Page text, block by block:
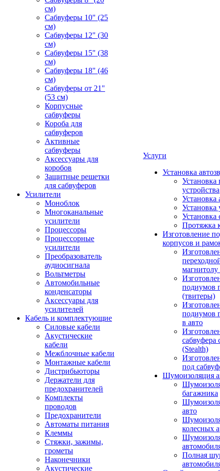
см)
Сабвуферы 10" (25
см)
Сабвуферы 12" (30
см)
Сабвуферы 15" (38
см)
Сабвуферы 18" (46
см)
Сабвуферы от 21"
(53 см)
Корпусные
сабвуферы
Короба для
сабвуферов
Активные
сабвуферы
Аксессуары для
коробов
Защитные решетки
для сабвуферов
Усилители
Моноблок
Многоканальные
усилители
Процессоры
Процессорные
усилители
Преобразователь
аудиосигнала
Вольтметры
Автомобильные
конденсаторы
Аксессуары для
усилителей
Кабель и комплектующие
Силовые кабели
Акустические
кабели
Межблочные кабели
Монтажные кабели
Дистрибьюторы
Держатели для
предохранителей
Комплекты
проводов
Предохранители
Автоматы питания
Клеммы
Стяжки, зажимы,
грометы
Наконечники
Акустические
Услуги
Установка
Установка
устройства
Установка
Установка
Установка
Протяжка
Изготовление
корпусов и
подиумов
(твитеры)
подиумов
в авто
сабвуфера
(Stealth)
под
Шумоизоляция
багажника
авто
колесных
Полная